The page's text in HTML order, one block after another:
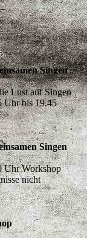
Singen
Lust auf Singen
Uhr bis 19.45
Singen
Uhr Workshop
nicht